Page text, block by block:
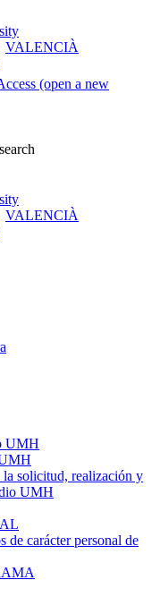
VALENCIÀ
(open a new
VALENCIÀ
UMH
la solicitud, realización y
UMH
de carácter personal de